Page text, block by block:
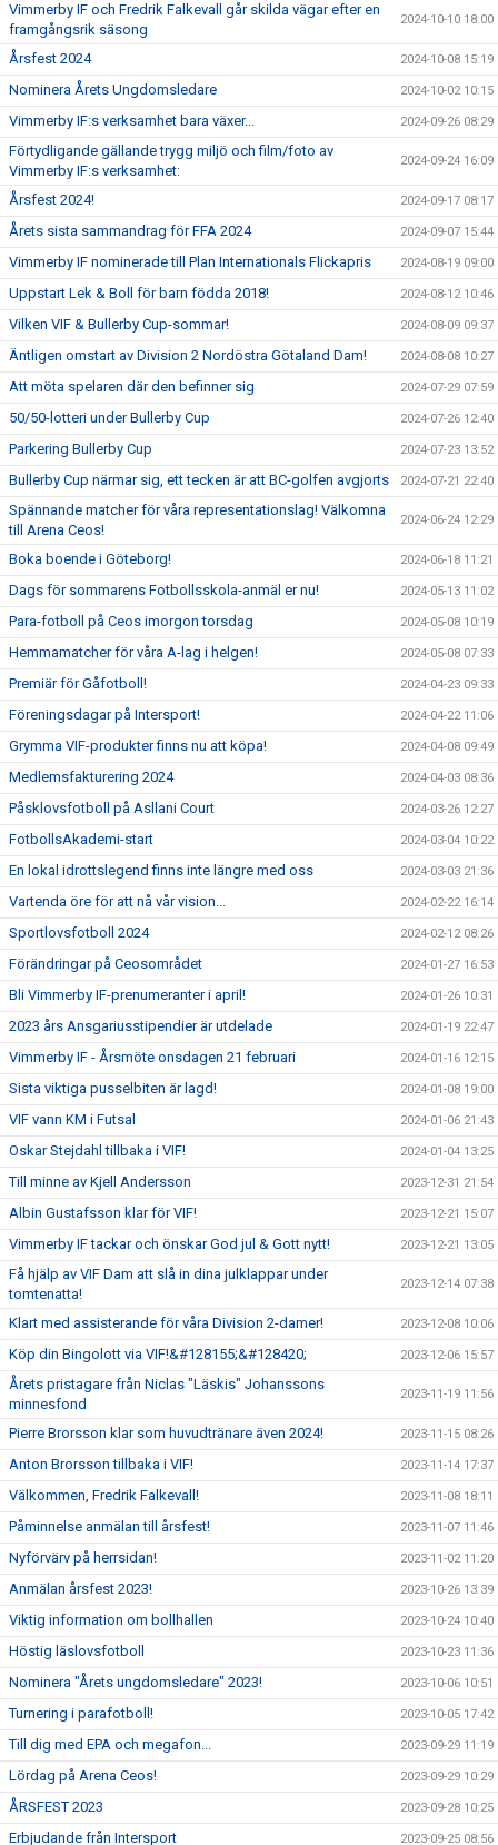
Vimmerby IF och Fredrik Falkevall går skilda vägar efter en
framgångsrik säsong
2024-10-10 18:00
Årsfest 2024 2024-10-08 15:19
Nominera Årets Ungdomsledare 2024-10-02 10:15
Vimmerby IF:s verksamhet bara växer... 2024-09-26 08:29
Förtydligande gällande trygg miljö och film/foto av
Vimmerby IF:s verksamhet:
2024-09-24 16:09
Årsfest 2024! 2024-09-17 08:17
Årets sista sammandrag för FFA 2024 2024-09-07 15:44
Vimmerby IF nominerade till Plan Internationals Flickapris 2024-08-19 09:00
Uppstart Lek & Boll för barn födda 2018! 2024-08-12 10:46
Vilken VIF & Bullerby Cup-sommar! 2024-08-09 09:37
Äntligen omstart av Division 2 Nordöstra Götaland Dam! 2024-08-08 10:27
Att möta spelaren där den befinner sig 2024-07-29 07:59
50/50-lotteri under Bullerby Cup 2024-07-26 12:40
Parkering Bullerby Cup 2024-07-23 13:52
Bullerby Cup närmar sig, ett tecken är att BC-golfen avgjorts 2024-07-21 22:40
Spännande matcher för våra representationslag! Välkomna
till Arena Ceos!
2024-06-24 12:29
Boka boende i Göteborg! 2024-06-18 11:21
Dags för sommarens Fotbollsskola-anmäl er nu! 2024-05-13 11:02
Para-fotboll på Ceos imorgon torsdag 2024-05-08 10:19
Hemmamatcher för våra A-lag i helgen! 2024-05-08 07:33
Premiär för Gåfotboll! 2024-04-23 09:33
Föreningsdagar på Intersport! 2024-04-22 11:06
Grymma VIF-produkter finns nu att köpa! 2024-04-08 09:49
Medlemsfakturering 2024 2024-04-03 08:36
Påsklovsfotboll på Asllani Court 2024-03-26 12:27
FotbollsAkademi-start 2024-03-04 10:22
En lokal idrottslegend finns inte längre med oss 2024-03-03 21:36
Vartenda öre för att nå vår vision... 2024-02-22 16:14
Sportlovsfotboll 2024 2024-02-12 08:26
Förändringar på Ceosområdet 2024-01-27 16:53
Bli Vimmerby IF-prenumeranter i april! 2024-01-26 10:31
2023 års Ansgariusstipendier är utdelade 2024-01-19 22:47
Vimmerby IF - Årsmöte onsdagen 21 februari 2024-01-16 12:15
Sista viktiga pusselbiten är lagd! 2024-01-08 19:00
VIF vann KM i Futsal 2024-01-06 21:43
Oskar Stejdahl tillbaka i VIF! 2024-01-04 13:25
Till minne av Kjell Andersson 2023-12-31 21:54
Albin Gustafsson klar för VIF! 2023-12-21 15:07
Vimmerby IF tackar och önskar God jul & Gott nytt! 2023-12-21 13:05
Få hjälp av VIF Dam att slå in dina julklappar under
tomtenatta!
2023-12-14 07:38
Klart med assisterande för våra Division 2-damer! 2023-12-08 10:06
Köp din Bingolott via VIF!&#128155;&#128420; 2023-12-06 15:57
Årets pristagare från Niclas "Läskis" Johanssons
minnesfond
2023-11-19 11:56
Pierre Brorsson klar som huvudtränare även 2024! 2023-11-15 08:26
Anton Brorsson tillbaka i VIF! 2023-11-14 17:37
Välkommen, Fredrik Falkevall! 2023-11-08 18:11
Påminnelse anmälan till årsfest! 2023-11-07 11:46
Nyförvärv på herrsidan! 2023-11-02 11:20
Anmälan årsfest 2023! 2023-10-26 13:39
Viktig information om bollhallen 2023-10-24 10:40
Höstig läslovsfotboll 2023-10-23 11:36
Nominera "Årets ungdomsledare" 2023! 2023-10-06 10:51
Turnering i parafotboll! 2023-10-05 17:42
Till dig med EPA och megafon... 2023-09-29 11:19
Lördag på Arena Ceos! 2023-09-29 10:29
ÅRSFEST 2023 2023-09-28 10:25
Erbjudande från Intersport 2023-09-25 08:56